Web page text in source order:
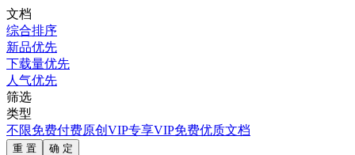
文档
综合排序
新品优先
下载量优先
人气优先
筛选
类型
不限免费付费原创 VIP专享VIP免费优质文档
重 置 确 定